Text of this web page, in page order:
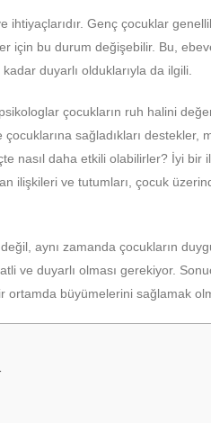
Genç çocuklar
için bu durum değişebilir. Bu,
duyarlı olduklarıyla da ilgili.
çocukların ruh halini
sağladıkları destekler,
nasıl daha etkili olabilirler? İyi bir
ilişkileri ve tutumları, çocuk
aynı zamanda çocukların
ve duyarlı olması gerekiyor.
ortamda büyümelerini sağlamak